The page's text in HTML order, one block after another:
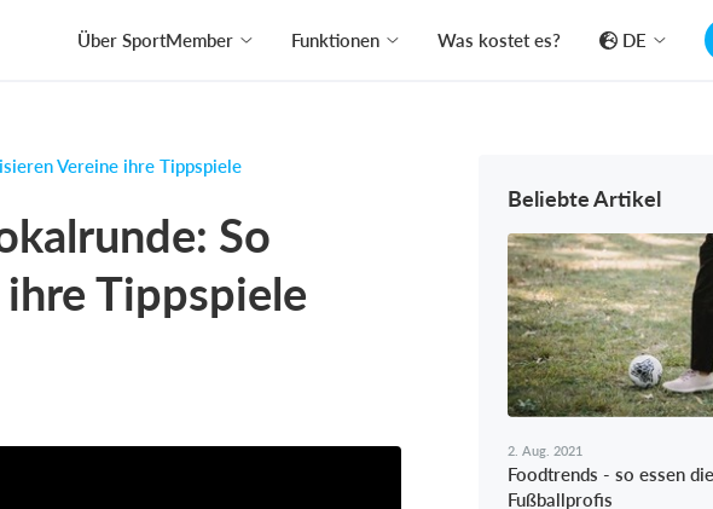
Über SportMember Funktionen Was kostet es? DE
Vereine ihre Tippspiele
So
Tippspiele
Beliebte Artikel
2. Aug. 2021
Foodtrends - so essen die
Fußballprofis